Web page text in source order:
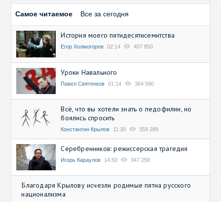
Самое читаемое Все за сегодня
История моего пятидесятисемитства
Егор Холмогоров 02:14 407 850
Уроки Навального
Павел Святенков 01:14 364 580
Всё, что вы хотели знать о педофилии, но
боялись спросить
Константин Крылов 11:30 359 288
Серебренников: режиссерская трагедия
Игорь Караулов 14:50 347 258
Благодаря Крылову исчезли родимые пятна русского
национализма